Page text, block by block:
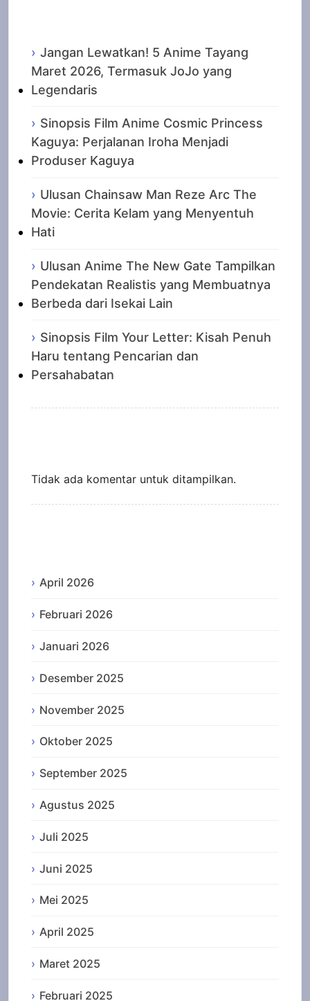
Jangan Lewatkan! 5 Anime Tayang
Maret 2026, Termasuk JoJo yang
Legendaris
Sinopsis Film Anime Cosmic Princess
Kaguya: Perjalanan Iroha Menjadi
Produser Kaguya
Ulusan Chainsaw Man Reze Arc The
Movie: Cerita Kelam yang Menyentuh
Hati
Ulusan Anime The New Gate Tampilkan
Pendekatan Realistis yang Membuatnya
Berbeda dari Isekai Lain
Sinopsis Film Your Letter: Kisah Penuh
Haru tentang Pencarian dan
Persahabatan
Tidak ada komentar untuk ditampilkan.
April 2026
Februari 2026
Januari 2026
Desember 2025
November 2025
Oktober 2025
September 2025
Agustus 2025
Juli 2025
Juni 2025
Mei 2025
April 2025
Maret 2025
Februari 2025